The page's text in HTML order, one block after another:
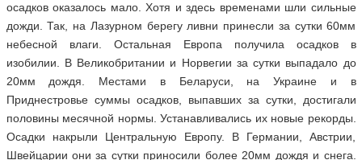
осадков оказалось мало. Хотя и здесь временами шли сильные
дожди. Так, на Лазурном берегу ливни принесли за сутки 60мм
небесной влаги. Остальная Европа получила осадков в
изобилии. В Великобритании и Норвегии за сутки выпадало до
20мм дождя. Местами в Беларуси, на Украине и в
Приднестровье суммы осадков, выпавших за сутки, достигали
половины месячной нормы. Устанавливались их новые рекорды.
Осадки накрыли Центральную Европу. В Германии, Австрии,
Швейцарии они за сутки приносили более 20мм дождя и снега.